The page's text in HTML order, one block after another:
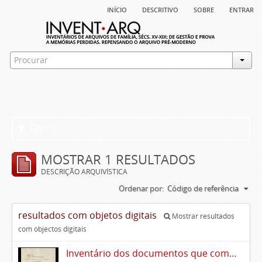
início descritivo sobre entrar
MOSTRAR 1 RESULTADOS
DESCRIÇÃO ARQUIVÍSTICA
Ordenar por: Código de referência
resultados com objetos digitais
Mostrar resultados
com objectos digitais
Inventário dos documentos que compõem o cartório da Casa de Alvito